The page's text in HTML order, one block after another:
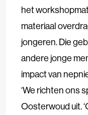
het
materiaal
jongeren. Die
andere jonge
impact van
‘We richten ons
Oosterwoud uit.